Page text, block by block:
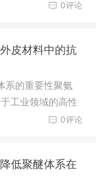
0评论
皮材料中的抗
系的重要性聚氨
工业领域的高性
0评论
低聚醚体系在